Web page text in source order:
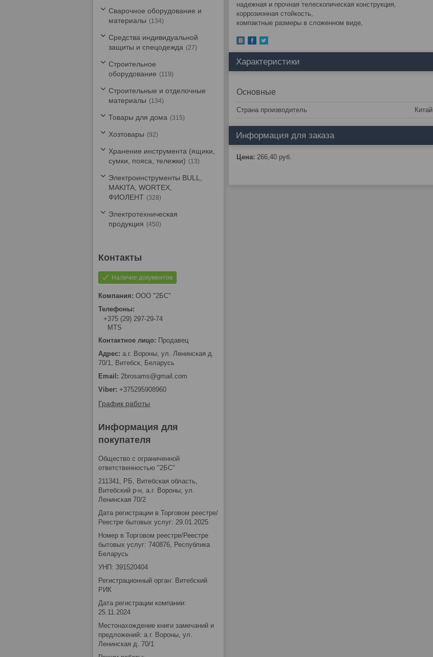
надежная и прочная телескопическая конструкция,
коррозионная стойкость,
компактные размеры в сложенном виде,
Характеристики
Основные
Страна производитель Китай
Информация для заказа
Цена: 266,40 руб.
Сварочное оборудование и
материалы
134
Средства индивидуальной
защиты и спецодежда
27
Строительное
оборудование
119
Строительные и отделочные
материалы
134
Товары для дома 315
Хозтовары 92
Хранение инструмента (ящики,
сумки, пояса, тележки)
13
Электроинструменты BULL,
MAKITA, WORTEX,
ФИОЛЕНТ
328
Электротехническая
продукция
450
Наличие документов
ООО "2БС"
+375 (29) 297-29-74
MTS
Продавец
а.г. Вороны, ул. Ленинская д.
70/1, Витебск, Беларусь
2brosams@gmail.com
+375295908960
График работы
Информация для
покупателя
Общество с ограниченной
ответственностью "2БС"
211341, РБ, Витебская область,
Витебский р-н, а.г. Вороны, ул.
Ленинская 70/2
Дата регистрации в Торговом реестре/
Реестре бытовых услуг: 29.01.2025
Номер в Торговом реестре/Реестре
бытовых услуг: 740876, Республика
Беларусь
УНП: 391520404
Регистрационный орган: Витебский
РИК
Дата регистрации компании:
25.11.2024
Местонахождение книги замечаний и
предложений: а.г. Вороны, ул.
Ленинская д. 70/1